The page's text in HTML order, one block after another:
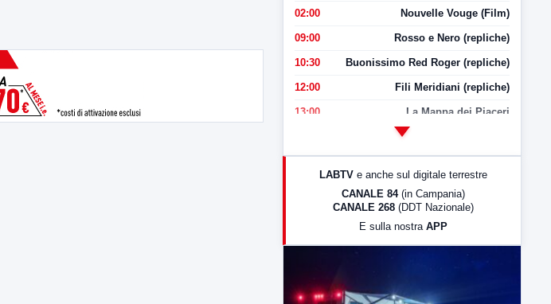
02:00 Nouvelle Vouge (Film)
09:00 Rosso e Nero (repliche)
10:30 Buonissimo Red Roger (repliche)
12:00 Fili Meridiani (repliche)
13:00 La Mappa dei Piaceri
LabNews (Diretta)
LABTV e anche sul digitale terrestre
CANALE 84 (in Campania)
CANALE 268 (DDT Nazionale)
E sulla nostra APP